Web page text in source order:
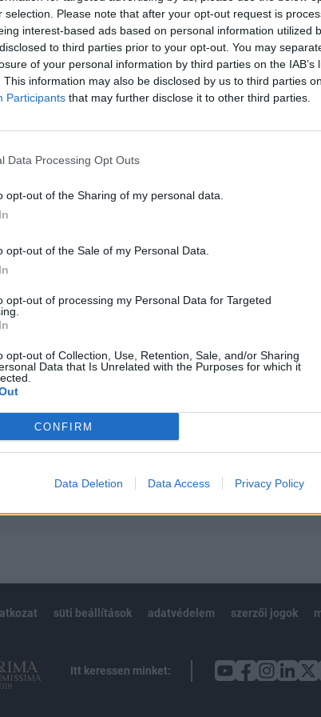
selection. Please note that after your opt-out request is
interest-based ads based on personal information utilized
to third parties prior to your opt-out. You may
of your personal information by third parties on the IAB’s
This information may also be disclosed by us to third parties
Participants that may further disclose it to other third parties.
Data Processing Opt Outs
opt-out of the Sharing of my personal data.
opt-out of the Sale of my Personal Data.
opt-out of processing my Personal Data for Targeted
opt-out of Collection, Use, Retention, Sale, and/or Sharing
Data that Is Unrelated with the Purposes for which it
CONFIRM
Data Deletion Data Access Privacy Policy
nyomást gyakorol Szerbiára és más
vannak, és egy nagyobb stratégia részét képezik,
Utóbbiak között olyanok is vannak, akik Joe Biden
Az ötlet kidolgozásával az amerikai
portfolio.hu hírarchívumához tartozik, melynek
tartalmazza:
cikkarchívum
elmúlt 2 év napon belüli
süti beállítások adatvédelem szerzői jogok
Itt keressen minket: